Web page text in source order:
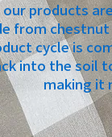
products
from
cycle is
into the soil
making it